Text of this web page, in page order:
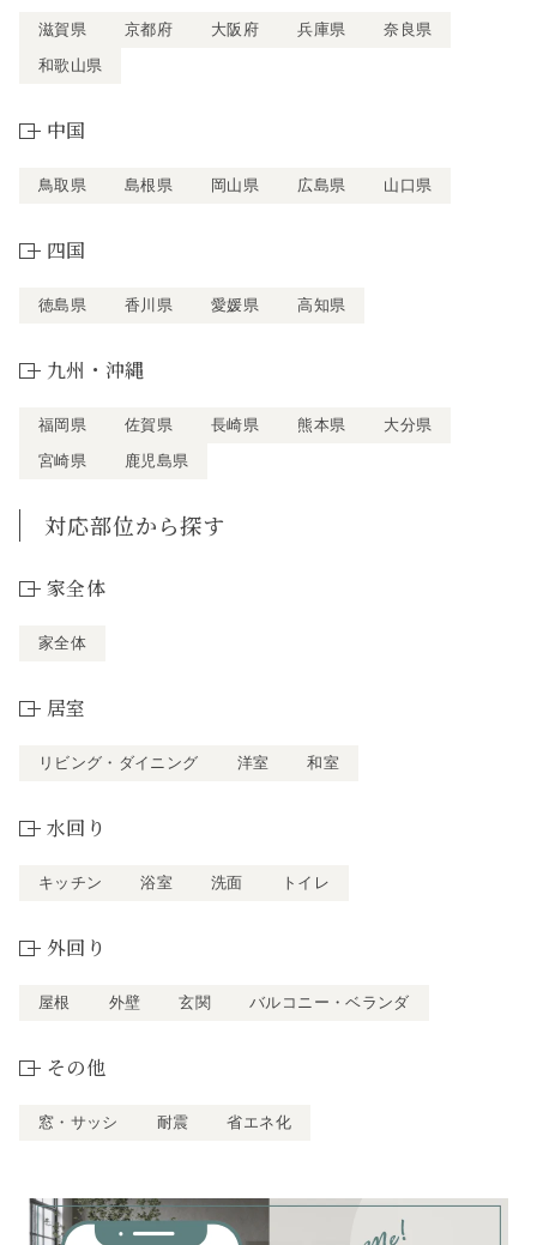
滋賀県 京都府 大阪府 兵庫県
奈良県
和歌山県
中国
鳥取県 島根県 岡山県 広島県 山口県
四国
徳島県 香川県 愛媛県 高知県
九州・沖縄
福岡県 佐賀県 長崎県 熊本県
大分県
宮崎県
鹿児島県
対応部位から探す
家全体
家全体
居室
リビング・ダイニング 洋室 和室
水回り
キッチン 浴室 洗面 トイレ
外回り
屋根 外壁 玄関 バルコニー・ベランダ
その他
窓・サッシ 耐震 省エネ化